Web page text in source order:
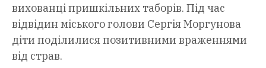
вихованці пришкільних таборів. Під час
відвідин міського голови Сергія Моргунова
діти поділилися позитивними враженнями
від страв.